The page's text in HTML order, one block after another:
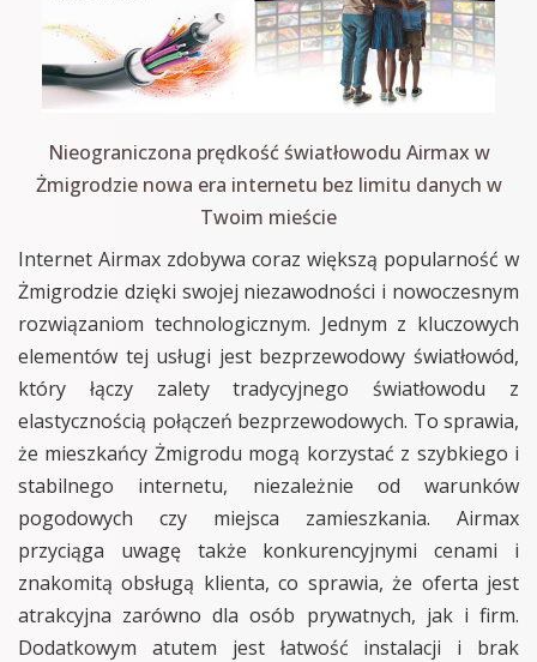
Nieograniczona prędkość światłowodu Airmax w
Żmigrodzie nowa era internetu bez limitu danych w
Twoim mieście
Internet Airmax zdobywa coraz większą popularność w
Żmigrodzie dzięki swojej niezawodności i nowoczesnym
rozwiązaniom technologicznym. Jednym z kluczowych
elementów tej usługi jest bezprzewodowy światłowód,
który łączy zalety tradycyjnego światłowodu z
elastycznością połączeń bezprzewodowych. To sprawia,
że mieszkańcy Żmigrodu mogą korzystać z szybkiego i
stabilnego internetu, niezależnie od warunków
pogodowych czy miejsca zamieszkania. Airmax
przyciąga uwagę także konkurencyjnymi cenami i
znakomitą obsługą klienta, co sprawia, że oferta jest
atrakcyjna zarówno dla osób prywatnych, jak i firm.
Dodatkowym atutem jest łatwość instalacji i brak